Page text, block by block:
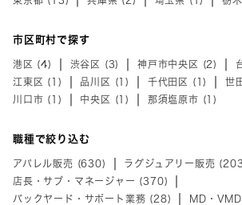
市区町村で探す
港区 (4) 渋谷区 (3) 神戸市中央区 (2)
江東区 (1)
品川区 (1) 千代田区 (1)
世
川口市 (1)
中央区 (1) 那須塩原市 (1)
職種で絞り込む
アパレル販売 (630)
ラグジュアリー販売
店長・サブ・マネージャー (370)
バックヤード・サポート業務 (28)
MD・